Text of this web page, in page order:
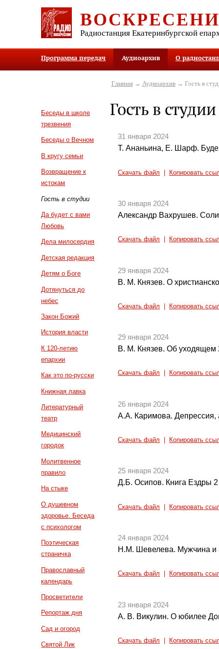
Радиостанция Екатеринбургской
Программа передач Аудиоархив О
Беседы в школе
трезвения
Беседы о Вечном
В кругу семьи
Возвращение к
истокам
Гость в студии
Да будет с вами
Любовь
Дела милосердия
Детская редакция
Детям о Боге
Дотянуться до
небес
Закон Божий
История власти
К 120-летию
епархии
Как это по-русски
Книжная лавка
Литературный
театр
Медицинский
городок
Молитвенное
правило
На стыке
О душевном
здоровье. Беседа
с психологом
Поэтическая
страничка
Православный
календарь
Просветители
Репортаж дня
Сад и огород
Святой Лик
Главная→ Аудиоархив→ Гость в
Гость в студии
31 января 2024
Т. Ананьина, Е. Шарф.
Скачать файл Копировать
30 января 2024
Александр Вахрушев.
Скачать файл Копировать
29 января 2024
В. М. Князев. О
Скачать файл Копировать
29 января 2024
В. М. Князев. Об уходящем
Скачать файл Копировать
26 января 2024
А.А. Каримова. Депрессия,
Скачать файл Копировать
25 января 2024
Д.Б. Осипов. Книга Ездры 2
Скачать файл Копировать
24 января 2024
Н.М. Шевелева. Мужчина и
Скачать файл Копировать
23 января 2024
А. В. Викулин. О юбилее
Скачать файл Копировать